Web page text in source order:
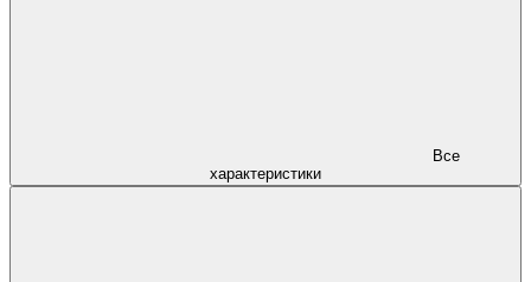
характеристики